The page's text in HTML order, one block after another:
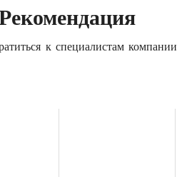
к специалистам компании